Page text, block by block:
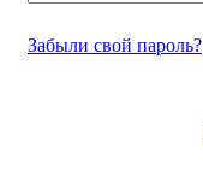
Забыли свой пароль?